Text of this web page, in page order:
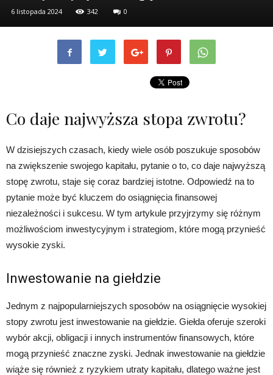
6 listopada 2024 342 0
Co daje najwyższa stopa zwrotu?
W dzisiejszych czasach, kiedy wiele osób poszukuje sposobów
na zwiększenie swojego kapitału, pytanie o to, co daje najwyższą
stopę zwrotu, staje się coraz bardziej istotne. Odpowiedź na to
pytanie może być kluczem do osiągnięcia finansowej
niezależności i sukcesu. W tym artykule przyjrzymy się różnym
możliwościom inwestycyjnym i strategiom, które mogą przynieść
wysokie zyski.
Inwestowanie na giełdzie
Jednym z najpopularniejszych sposobów na osiągnięcie wysokiej
stopy zwrotu jest inwestowanie na giełdzie. Giełda oferuje szeroki
wybór akcji, obligacji i innych instrumentów finansowych, które
mogą przynieść znaczne zyski. Jednak inwestowanie na giełdzie
wiąże się również z ryzykiem utraty kapitału, dlatego ważne jest